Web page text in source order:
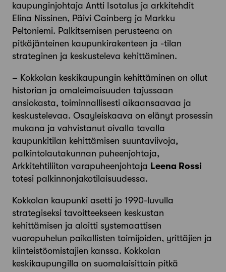
kaupunginjohtaja Antti Isotalus ja arkkitehdit
Elina Nissinen, Päivi Cainberg ja Markku
Peltoniemi. Palkitsemisen perusteena on
pitkäjänteinen kaupunkirakenteen ja -tilan
strateginen ja keskusteleva kehittäminen.
– Kokkolan keskikaupungin kehittäminen on ollut
historian ja omaleimaisuuden tajussaan
ansiokasta, toiminnallisesti aikaansaavaa ja
keskustelevaa. Osayleiskaava on elänyt prosessin
mukana ja vahvistanut oivalla tavalla
kaupunkitilan kehittämisen suuntaviivoja,
palkintolautakunnan puheenjohtaja,
Arkkitehtiliiton varapuheenjohtaja Leena Rossi
totesi palkinnonjakotilaisuudessa.
Kokkolan kaupunki asetti jo 1990-luvulla
strategiseksi tavoitteekseen keskustan
kehittämisen ja aloitti systemaattisen
vuoropuhelun paikallisten toimijoiden, yrittäjien ja
kiinteistöomistajien kanssa. Kokkolan
keskikaupungilla on suomalaisittain pitkä